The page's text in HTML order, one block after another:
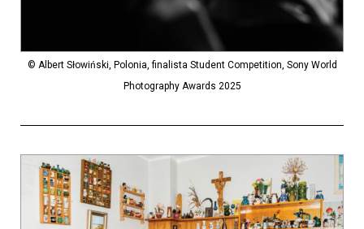
© Albert Słowiński, Polonia, finalista Student Competition, Sony World
Photography Awards 2025